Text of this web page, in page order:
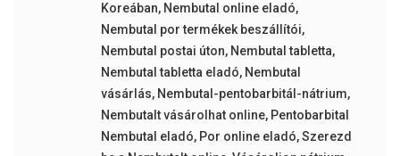
Koreában, Nembutal online eladó,
Nembutal por termékek beszállítói,
Nembutal postai úton, Nembutal tabletta,
Nembutal tabletta eladó, Nembutal
vásárlás, Nembutal-pentobarbitál-nátrium,
Nembutalt vásárolhat online, Pentobarbital
Nembutal eladó, Por online eladó,Szerezd